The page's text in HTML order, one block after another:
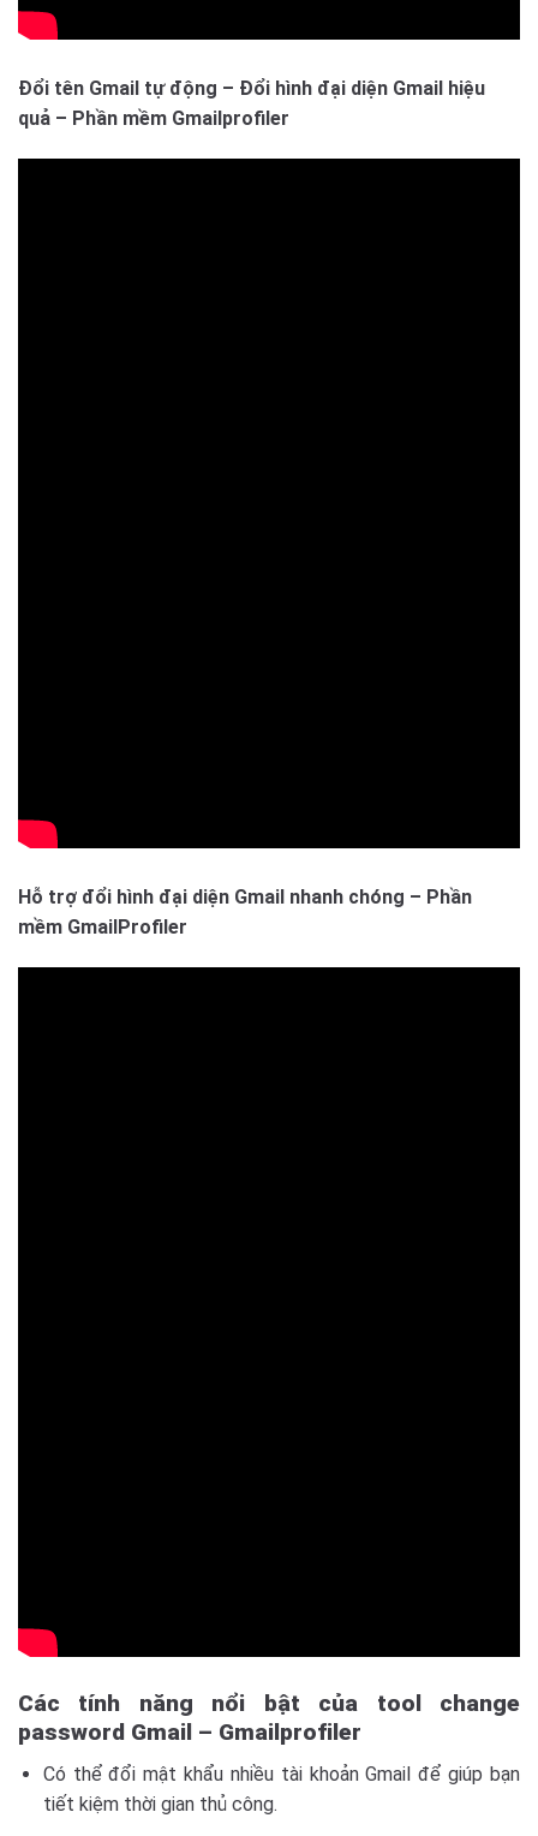
Đổi tên Gmail tự động – Đổi hình đại diện Gmail hiệu
quả – Phần mềm Gmailprofiler
Hỗ trợ đổi hình đại diện Gmail nhanh chóng – Phần
mềm GmailProfiler
Các tính năng nổi bật của tool change
password Gmail – Gmailprofiler
Có thể đổi mật khẩu nhiều tài khoản Gmail để giúp bạn
tiết kiệm thời gian thủ công.